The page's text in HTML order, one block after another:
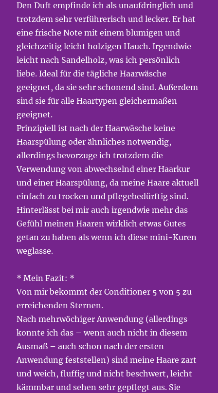
Den Duft empfinde ich als unaufdringlich und
trotzdem sehr verführerisch und lecker. Er hat
eine frische Note mit einem blumigen und
gleichzeitig leicht holzigen Hauch. Irgendwie
leicht nach Sandelholz, was ich persönlich
liebe. Ideal für die tägliche Haarwäsche
geeignet, da sie sehr schonend sind. Außerdem
sind sie für alle Haartypen gleichermaßen
geeignet.
Prinzipiell ist nach der Haarwäsche keine
Haarspülung oder ähnliches notwendig,
allerdings bevorzuge ich trotzdem die
Verwendung von abwechselnd einer Haarkur
und einer Haarspülung, da meine Haare aktuell
einfach zu trocken und pflegebedürftig sind.
Hinterlässt bei mir auch irgendwie mehr das
Gefühl meinen Haaren wirklich etwas Gutes
getan zu haben als wenn ich diese mini-Kuren
weglasse.
* Mein Fazit: *
Von mir bekommt der Conditioner 5 von 5 zu
erreichenden Sternen.
Nach mehrwöchiger Anwendung (allerdings
konnte ich das – wenn auch nicht in diesem
Ausmaß – auch schon nach der ersten
Anwendung feststellen) sind meine Haare zart
und weich, fluffig und nicht beschwert, leicht
kämmbar und sehen sehr gepflegt aus. Sie